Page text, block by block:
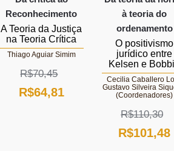
Reconhecimento
A Teoria da Justiça
na Teoria Crítica
Thiago Aguiar Simim
R$70,45
O
R$64,81
à teoria do
ordenamento
O positivismo
jurídico entre
Kelsen e
Cecilia Caballero
Gustavo Silveira
(Coordenadores)
R$110,30
O
R$101,48O